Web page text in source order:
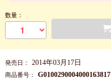
数量：
発売日： 2014年03月17日
商品番号： G0100290004000163817